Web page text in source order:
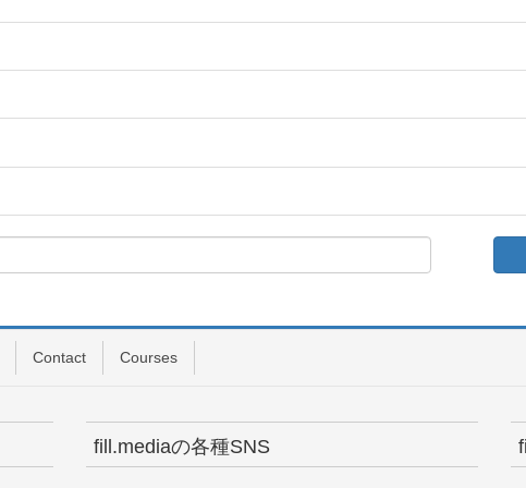
Contact Courses
fill.mediaの各種SNS